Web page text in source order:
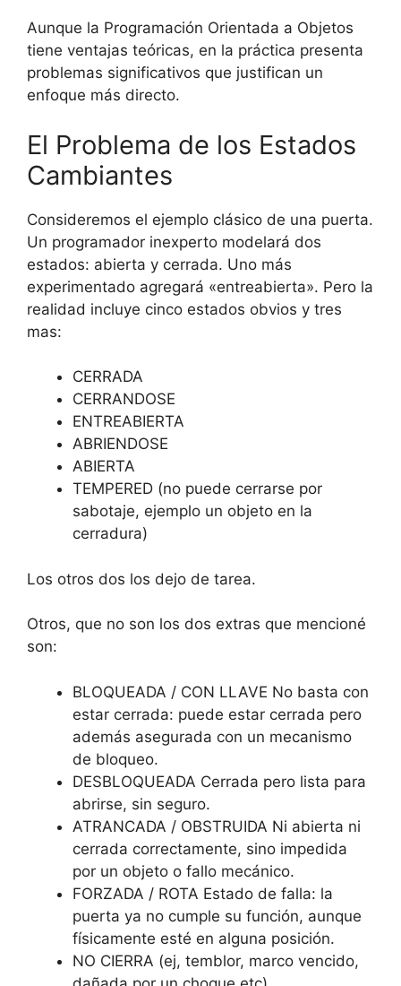
Aunque la Programación Orientada a Objetos
tiene ventajas teóricas, en la práctica presenta
problemas significativos que justifican un
enfoque más directo.
El Problema de los Estados
Cambiantes
Consideremos el ejemplo clásico de una puerta.
Un programador inexperto modelará dos
estados: abierta y cerrada. Uno más
experimentado agregará «entreabierta». Pero la
realidad incluye cinco estados obvios y tres
mas:
CERRADA
CERRANDOSE
ENTREABIERTA
ABRIENDOSE
ABIERTA
TEMPERED (no puede cerrarse por
sabotaje, ejemplo un objeto en la
cerradura)
Los otros dos los dejo de tarea.
Otros, que no son los dos extras que mencioné
son:
BLOQUEADA / CON LLAVE No basta con
estar cerrada: puede estar cerrada pero
además asegurada con un mecanismo
de bloqueo.
DESBLOQUEADA Cerrada pero lista para
abrirse, sin seguro.
ATRANCADA / OBSTRUIDA Ni abierta ni
cerrada correctamente, sino impedida
por un objeto o fallo mecánico.
FORZADA / ROTA Estado de falla: la
puerta ya no cumple su función, aunque
físicamente esté en alguna posición.
NO CIERRA (ej, temblor, marco vencido,